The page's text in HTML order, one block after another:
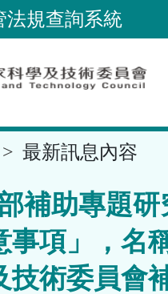
法規查詢系統
最新訊息內容
補助專題研
事項」，名
技術委員會